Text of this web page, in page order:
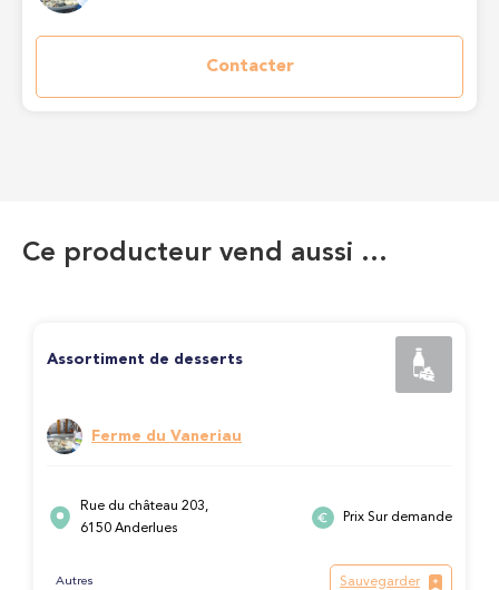
Contacter
Ce producteur vend aussi …
Assortiment de desserts
Ferme du Vaneriau
Rue du château 203,
6150 Anderlues
Prix Sur demande
Autres Sauvegarder